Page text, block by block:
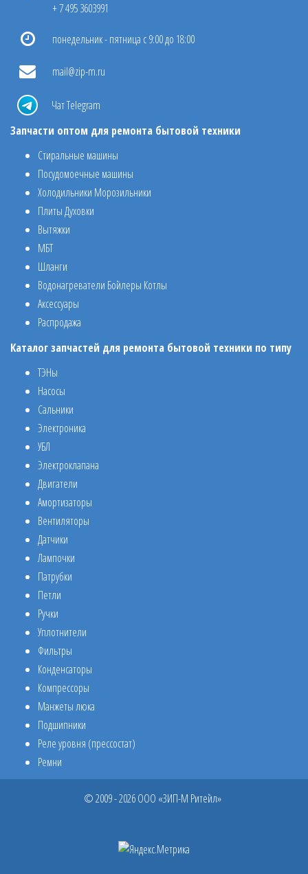
+ 7 495 3603991
понедельник - пятница с 9:00 до 18:00
mail@zip-m.ru
Чат Telegram
Запчасти оптом для ремонта бытовой техники
Стиральные машины
Посудомоечные машины
Холодильники Морозильники
Плиты Духовки
Вытяжки
МБТ
Шланги
Водонагреватели Бойлеры Котлы
Аксессуары
Распродажа
Каталог запчастей для ремонта бытовой техники по типу
ТЭНы
Насосы
Сальники
Электроника
УБЛ
Электроклапана
Двигатели
Амортизаторы
Вентиляторы
Датчики
Лампочки
Патрубки
Петли
Ручки
Уплотнители
Фильтры
Конденсаторы
Компрессоры
Манжеты люка
Подшипники
Реле уровня (прессостат)
Ремни
© 2009 - 2026 ООО «ЗИП-М Ритейл»